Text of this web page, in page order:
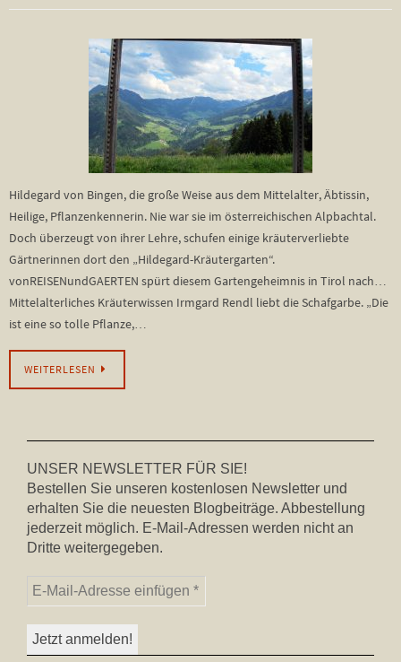
Hildegard von Bingen, die große Weise aus dem Mittelalter, Äbtissin,
Heilige, Pflanzenkennerin. Nie war sie im österreichischen Alpbachtal.
Doch überzeugt von ihrer Lehre, schufen einige kräuterverliebte
Gärtnerinnen dort den „Hildegard-Kräutergarten“.
vonREISENundGAERTEN spürt diesem Gartengeheimnis in Tirol nach…
Mittelalterliches Kräuterwissen Irmgard Rendl liebt die Schafgarbe. „Die
ist eine so tolle Pflanze,…
WEITERLESEN
UNSER NEWSLETTER FÜR SIE!
Bestellen Sie unseren kostenlosen Newsletter und
erhalten Sie die neuesten Blogbeiträge. Abbestellung
jederzeit möglich. E-Mail-Adressen werden nicht an
Dritte weitergegeben.